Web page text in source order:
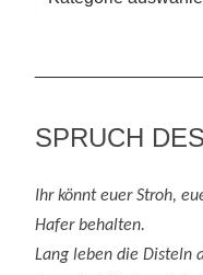
SPRUCH
Ihr könnt euer Stroh,
Hafer behalten.
Lang leben die Disteln